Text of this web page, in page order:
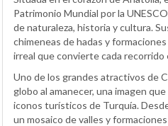
Patrimonio Mundial por la
de naturaleza, historia y cultura.
chimeneas de hadas y
irreal que convierte cada recorrido
Uno de los grandes atractivos de
globo al amanecer, una imagen
iconos turísticos de Turquía.
un mosaico de valles y